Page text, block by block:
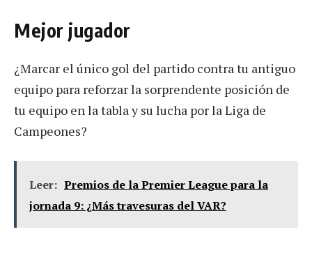
Mejor jugador
¿Marcar el único gol del partido contra tu antiguo
equipo para reforzar la sorprendente posición de
tu equipo en la tabla y su lucha por la Liga de
Campeones?
Leer: Premios de la Premier League para la
jornada 9: ¿Más travesuras del VAR?